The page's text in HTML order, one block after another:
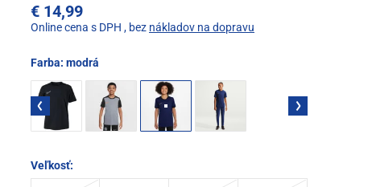
€ 14,99
Online cena s DPH , bez nákladov na dopravu
Farba: modrá
Veľkosť: